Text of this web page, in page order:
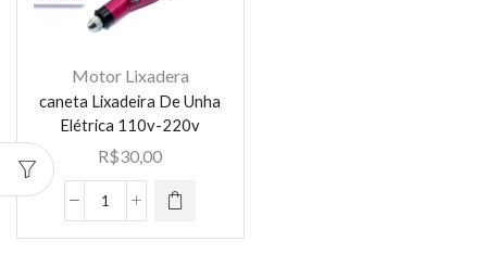
Motor Lixadera
caneta Lixadeira De Unha
Elétrica 110v-220v
R$30,00
caneta
Lixadeira